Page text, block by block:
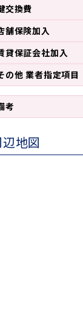
交換費
舗保険加入
貸保証会社加入
の他 業者指定項目
考
地図